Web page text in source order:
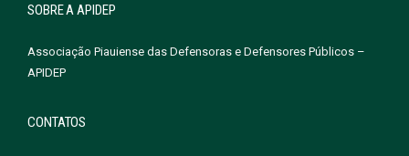
SOBRE A APIDEP
Associação Piauiense das Defensoras e Defensores Públicos –
APIDEP
CONTATOS